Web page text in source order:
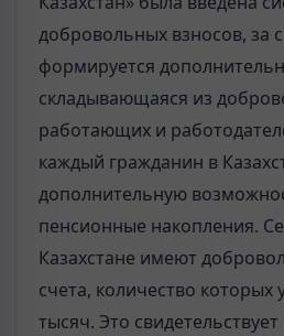
добровольных взносов, за
формируется
складывающаяся из
работающих и
каждый гражданин в
дополнительную
пенсионные накопления.
Казахстане имеют
счета, количество
тысяч. Это